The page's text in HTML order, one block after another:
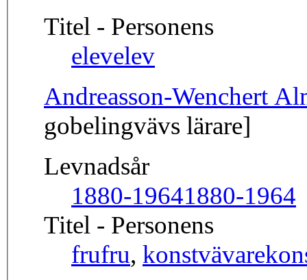
Titel - Personens
elevelev
Andreasson-Wenchert
gobelingvävs lärare]
Levnadsår
1880-19641880-1964
Titel - Personens
frufru, konstvävare